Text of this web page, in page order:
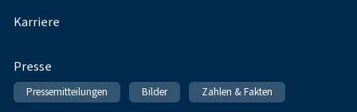
Karriere
Presse
Pressemitteilungen Bilder Zahlen & Fakten